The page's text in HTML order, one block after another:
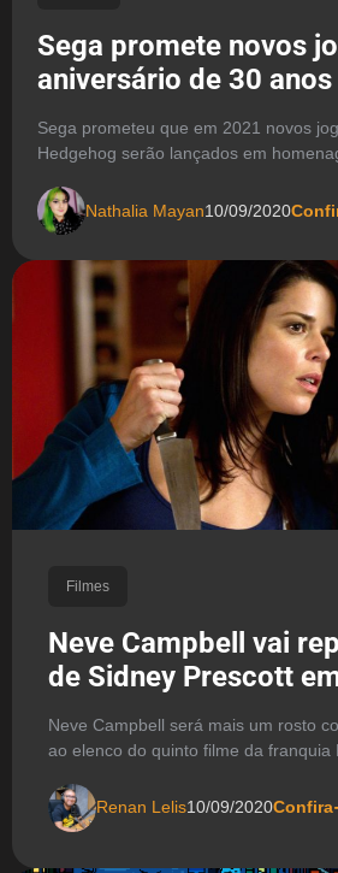
Sega promete novos
aniversário de 30
Sega prometeu que em 2021 novos
Hedgehog serão lançados em
Nathalia Mayan10/09/2020
Filmes
Neve Campbell vai
de Sidney Prescott
Neve Campbell será mais um rosto
ao elenco do quinto filme da franquia
Renan Lelis10/09/2020Confira